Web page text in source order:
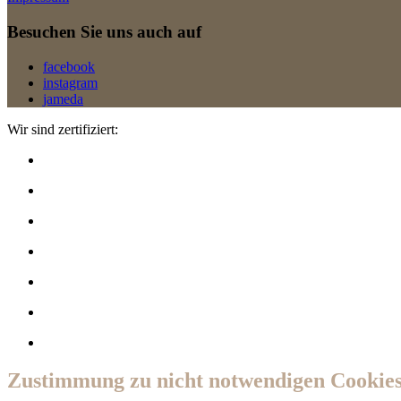
Besuchen Sie uns auch auf
facebook
instagram
jameda
Wir sind zertifiziert:
Zustimmung zu nicht notwendigen